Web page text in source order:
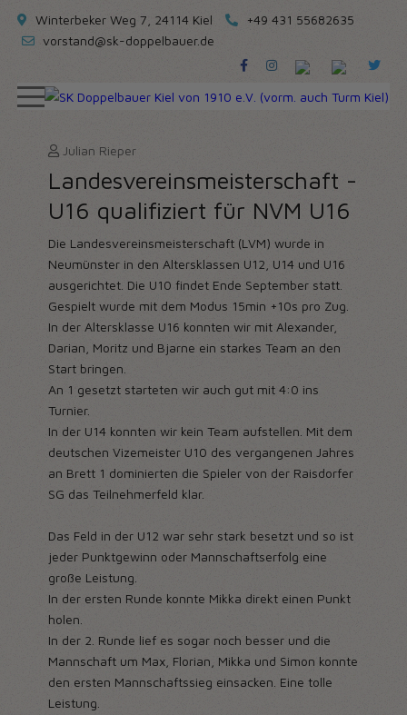
Winterbeker Weg 7, 24114 Kiel
+49 431 55682635
vorstand@sk-doppelbauer.de
Julian Rieper
Landesvereinsmeisterschaft -
U16 qualifiziert für NVM U16
Die Landesvereinsmeisterschaft (LVM) wurde in
Neumünster in den Altersklassen U12, U14 und U16
ausgerichtet. Die U10 findet Ende September statt.
Gespielt wurde mit dem Modus 15min +10s pro Zug.
In der Altersklasse U16 konnten wir mit Alexander,
Darian, Moritz und Bjarne ein starkes Team an den
Start bringen.
An 1 gesetzt starteten wir auch gut mit 4:0 ins
Turnier.
In der U14 konnten wir kein Team aufstellen. Mit dem
deutschen Vizemeister U10 des vergangenen Jahres
an Brett 1 dominierten die Spieler von der Raisdorfer
SG das Teilnehmerfeld klar.
Das Feld in der U12 war sehr stark besetzt und so ist
jeder Punktgewinn oder Mannschaftserfolg eine
große Leistung.
In der ersten Runde konnte Mikka direkt einen Punkt
holen.
In der 2. Runde lief es sogar noch besser und die
Mannschaft um Max, Florian, Mikka und Simon konnte
den ersten Mannschaftssieg einsacken. Eine tolle
Leistung.